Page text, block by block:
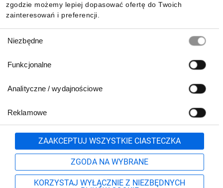
zgodzie możemy lepiej dopasować ofertę do Twoich
zainteresowań i preferencji.
zgody
Niezbędne
Funkcjonalne
Analityczne / wydajnościowe
Reklamowe
ZAAKCEPTUJ WSZYSTKIE CIASTECZKA
ZGODA NA WYBRANE
KORZYSTAJ WYŁĄCZNIE Z NIEZBĘDNYCH
801 500 700 lub
71 37 61 600
Formularz kontaktowy